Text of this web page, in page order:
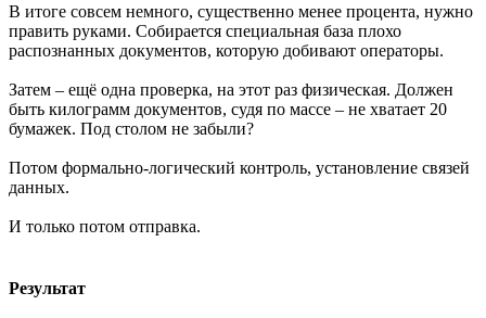
В итоге совсем немного, существенно менее процента, нужно
править руками. Собирается специальная база плохо
распознанных документов, которую добивают операторы.
Затем – ещё одна проверка, на этот раз физическая. Должен
быть килограмм документов, судя по массе – не хватает 20
бумажек. Под столом не забыли?
Потом формально-логический контроль, установление связей
данных.
И только потом отправка.
Результат